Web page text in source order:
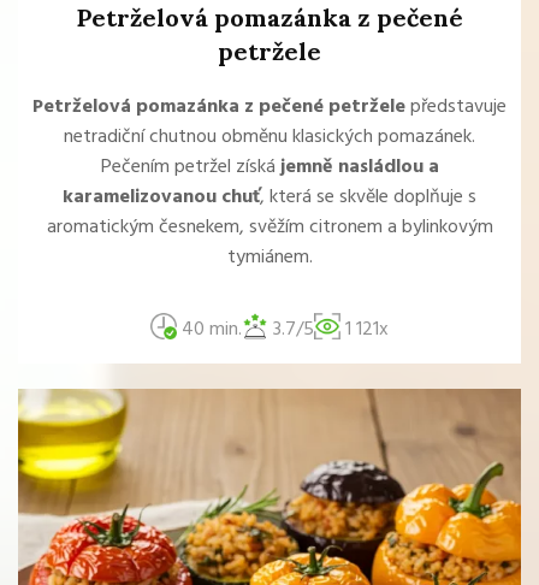
Petrželová pomazánka z pečené
petržele
Petrželová pomazánka z pečené petrželepředstavuje
netradiční chutnou obměnu klasických pomazánek.
Pečením petržel získájemně nasládlou a
karamelizovanou chuť, která se skvěle doplňuje s
aromatickým česnekem, svěžím citronem a bylinkovým
tymiánem.
40 min. 3.7/5 1 121x